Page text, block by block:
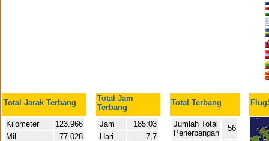
Total Jarak Terbang
Total Jam
Terbang
Total Terbang
Kilometer
123.966
Mil
77.028
Jam
185:03
Hari
7,7
Jumlah Total
Penerbangan
56